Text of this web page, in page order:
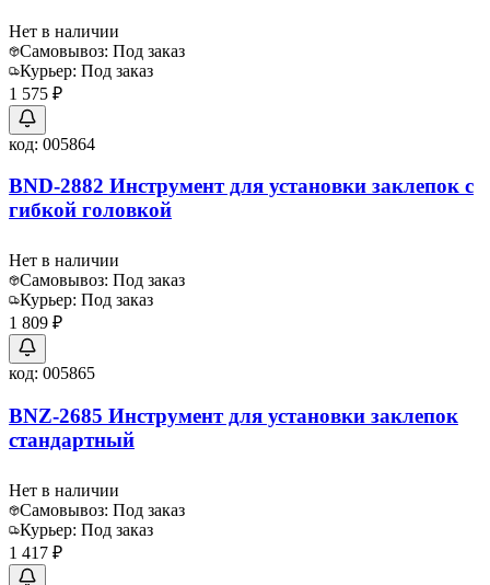
Нет в наличии
Самовывоз: Под заказ
Курьер: Под заказ
1 575 ₽
код: 005864
BND-2882 Инструмент для установки заклепок с
гибкой головкой
Нет в наличии
Самовывоз: Под заказ
Курьер: Под заказ
1 809 ₽
код: 005865
BNZ-2685 Инструмент для установки заклепок
стандартный
Нет в наличии
Самовывоз: Под заказ
Курьер: Под заказ
1 417 ₽